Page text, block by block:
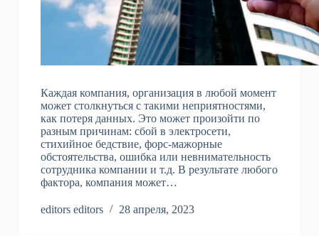
Каждая компания, организация в любой момент
может столкнуться с такими неприятностями,
как потеря данных. Это может произойти по
разным причинам: сбой в электросети,
стихийное бедствие, форс-мажорные
обстоятельства, ошибка или невнимательность
сотрудника компании и т.д. В результате любого
фактора, компания может…
editors editors 28 апреля, 2023